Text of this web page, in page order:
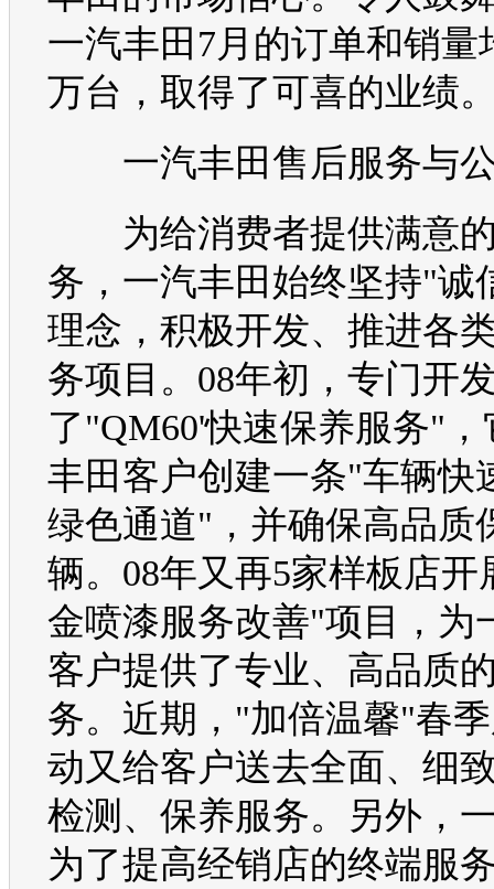
一汽丰田 7月的订单和销量
万台，取得了可喜的业绩
一汽丰田售后服务与
为给消费者提供满意
务， 一汽丰田 始终坚持"诚
理念，积极开发、推进各
务项目。08年初，专门开
了"QM60'快速保养服务"，
丰田 客户创建一条"车辆快
绿色通道"，并确保高品质
辆。08年又再5家样板店开
金喷漆服务改善"项目，为
客户提供了专业、高品质
务。近期，"加倍温馨"春
动又给客户送去全面、细
检测、保养服务。另外，
为了提高经销店的终端服